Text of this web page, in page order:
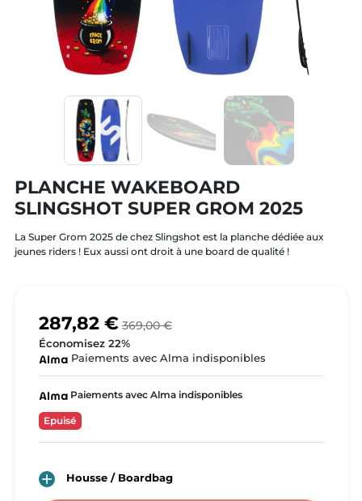
PLANCHE WAKEBOARD
SLINGSHOT SUPER GROM 2025
La Super Grom 2025 de chez Slingshot est la planche dédiée aux
jeunes riders ! Eux aussi ont droit à une board de qualité !
287,82 € 369,00 €
Économisez 22%
Paiements avec Alma indisponibles
Paiements avec Alma indisponibles
Epuisé
 Housse / Boardbag